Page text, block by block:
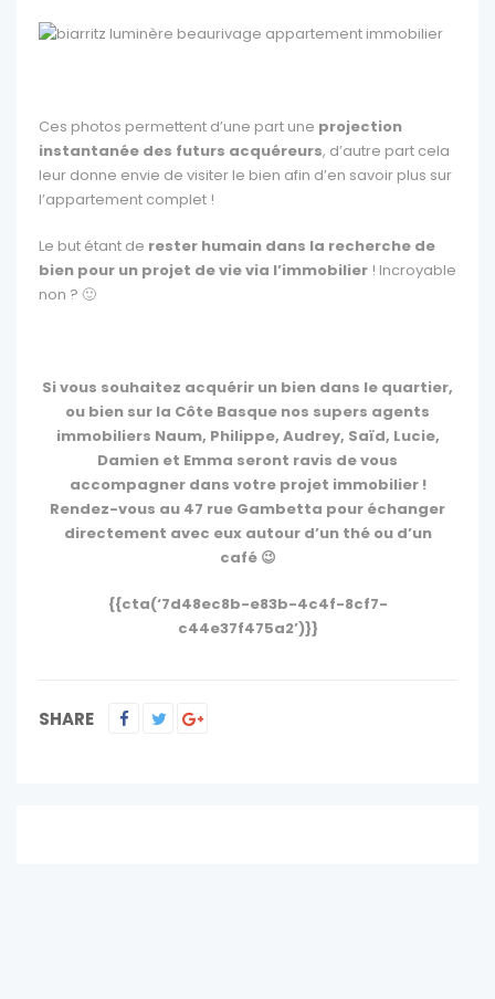
Ces photos permettent d’une part une projection
instantanée des futurs acquéreurs, d’autre part cela
leur donne envie de visiter le bien afin d’en savoir plus sur
l’appartement complet !
Le but étant de rester humain dans la recherche de
bien pour un projet de vie via l’immobilier ! Incroyable
non ? 🙂
Si vous souhaitez acquérir un bien dans le quartier,
ou bien sur la Côte Basque nos supers agents
immobiliers Naum, Philippe, Audrey, Saïd, Lucie,
Damien et Emma seront ravis de vous
accompagner dans votre projet immobilier !
Rendez-vous au 47 rue Gambetta pour échanger
directement avec eux autour d’un thé ou d’un
café 😉
{{cta(‘7d48ec8b-e83b-4c4f-8cf7-
c44e37f475a2’)}}
SHARE